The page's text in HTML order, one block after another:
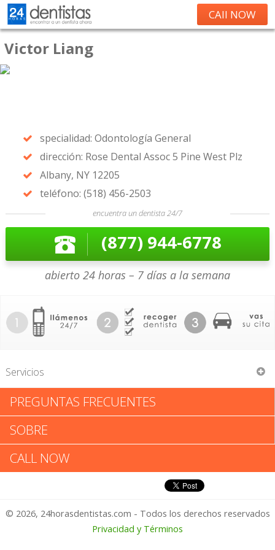
CAll NOW
Victor Liang
specialidad: Odontología General
dirección: Rose Dental Assoc 5 Pine West Plz
Albany, NY 12205
teléfono: (518) 456-2503
encuentra un dentista 24/7
(877) 944-6778
abierto 24 horas – 7 días a la semana
Servicios
Victor Liang
Victor Liang: Califica tu
Experiencia
1 – No Feliz
PREGUNTAS FRECUENTES
SOBRE
CALL NOW
© 2026, 24horasdentistas.com - Todos los derechos reservados
Privacidad y Términos